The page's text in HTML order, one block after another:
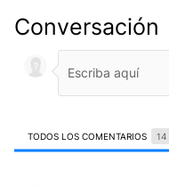
Conversación
TODOS LOS COMENTARIOS 14